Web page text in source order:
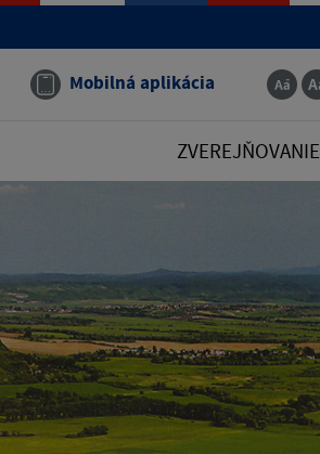
Mobilná aplikácia
ZVEREJŇOVANIE